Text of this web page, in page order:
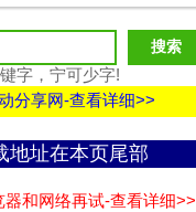
字，宁可少字!
分享网-查看详细>>
地址在本页尾部
和网络再试-查看详细>>